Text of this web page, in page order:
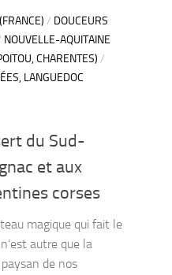
/ DOUCEURS
NOUVELLE-AQUITAINE
CHARENTES) /
LANGUEDOC
du Sud-
et aux
corses
magique qui fait le
autre que la
de nos